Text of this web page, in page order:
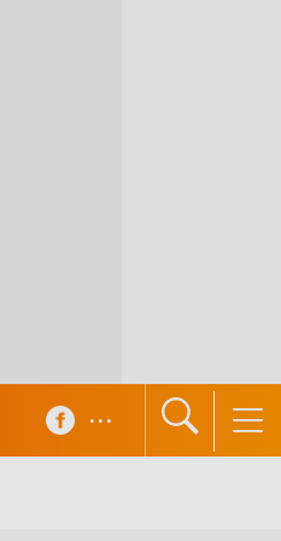
...